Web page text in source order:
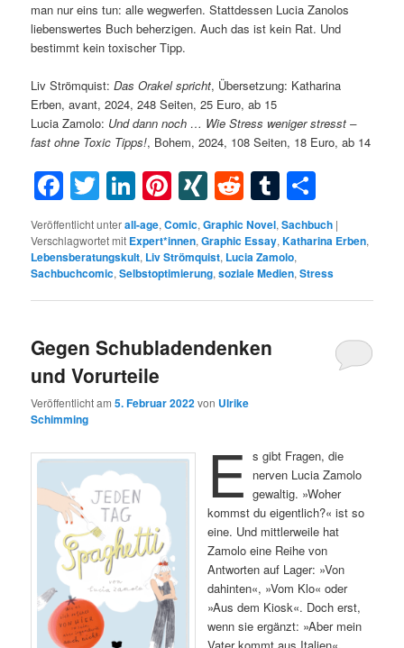
man nur eins tun: alle wegwerfen. Stattdessen Lucia Zanolos
liebenswertes Buch beherzigen. Auch das ist kein Rat. Und
bestimmt kein toxischer Tipp.
Liv Strömquist:Das Orakel spricht, Übersetzung: Katharina
Erben, avant, 2024, 248 Seiten, 25 Euro, ab 15
Lucia Zamolo: Und dann noch … Wie Stress weniger stresst –
fast ohne Toxic Tipps!, Bohem, 2024, 108 Seiten, 18 Euro, ab 14
Facebook
Twitter
LinkedIn
Pinterest
XINGRedditTumblr
Veröffentlicht unterall-age,Comic,Graphic Novel,Sachbuch |
Verschlagwortet mit Expert*innen,Graphic Essay,Katharina Erben,
Lebensberatungskult, Liv Strömquist, Lucia Zamolo,
Sachbuchcomic,Selbstoptimierung,soziale Medien,Stress
Gegen Schubladendenken
und Vorurteile
Veröffentlicht am5. Februar 2022von Ulrike
Schimming
E s gibt Fragen, die
nerven Lucia Zamolo
gewaltig. »Woher
kommst du eigentlich?« ist so
eine. Und mittlerweile hat
Zamolo eine Reihe von
Antworten auf Lager: »Von
dahinten«, »Vom Klo« oder
»Aus dem Kiosk«. Doch erst,
wenn sie ergänzt: »Aber mein